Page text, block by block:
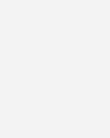
„Nicht nur für
Bereich der
ist. Dank der
Energiewende
Korridor